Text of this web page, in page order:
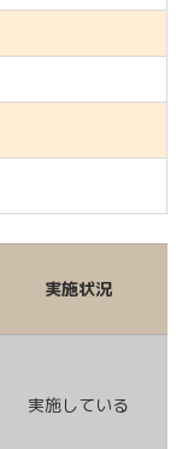
実施状況
実施している